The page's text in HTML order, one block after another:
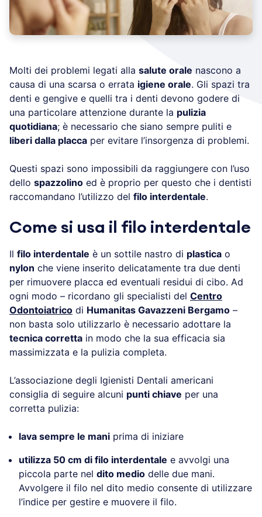
Molti dei problemi legati alla salute orale nascono a
causa di una scarsa o errata igiene orale. Gli spazi tra
denti e gengive e quelli tra i denti devono godere di
una particolare attenzione durante la pulizia
quotidiana; è necessario che siano sempre puliti e
liberi dalla placca per evitare l’insorgenza di problemi.
Questi spazi sono impossibili da raggiungere con l’uso
dello spazzolino ed è proprio per questo che i dentisti
raccomandano l’utilizzo del filo interdentale.
Come si usa il filo interdentale
Il filo interdentale è un sottile nastro di plastica o
nylon che viene inserito delicatamente tra due denti
per rimuovere placca ed eventuali residui di cibo. Ad
ogni modo – ricordano gli specialisti del Centro
Odontoiatrico di Humanitas Gavazzeni Bergamo –
non basta solo utilizzarlo è necessario adottare la
tecnica corretta in modo che la sua efficacia sia
massimizzata e la pulizia completa.
L’associazione degli Igienisti Dentali americani
consiglia di seguire alcuni punti chiave per una
corretta pulizia:
lava sempre le mani prima di iniziare
utilizza 50 cm di filo interdentale e avvolgi una
piccola parte nel dito medio delle due mani.
Avvolgere il filo nel dito medio consente di utilizzare
l’indice per gestire e muovere il filo.